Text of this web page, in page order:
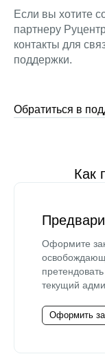
Если вы хотите
партнеру
контакты для
поддержки.
Обратиться в
Как
Оформите
текущий
Оформить